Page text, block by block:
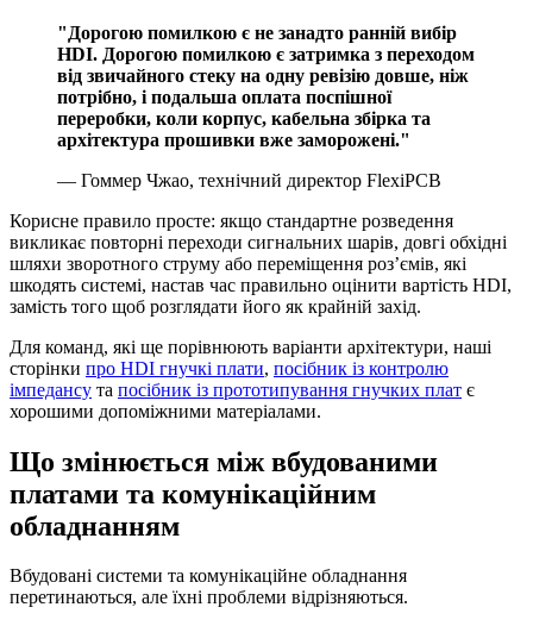
"Дорогою помилкою є не занадто ранній вибір
HDI. Дорогою помилкою є затримка з переходом
від звичайного стеку на одну ревізію довше, ніж
потрібно, і подальша оплата поспішної
переробки, коли корпус, кабельна збірка та
архітектура прошивки вже заморожені."
— Гоммер Чжао, технічний директор FlexiPCB
Корисне правило просте: якщо стандартне розведення
викликає повторні переходи сигнальних шарів, довгі обхідні
шляхи зворотного струму або переміщення роз’ємів, які
шкодять системі, настав час правильно оцінити вартість HDI,
замість того щоб розглядати його як крайній захід.
Для команд, які ще порівнюють варіанти архітектури, наші
сторінки про HDI гнучкі плати, посібник із контролю
імпедансу та посібник із прототипування гнучких плат є
хорошими допоміжними матеріалами.
Що змінюється між вбудованими
платами та комунікаційним
обладнанням
Вбудовані системи та комунікаційне обладнання
перетинаються, але їхні проблеми відрізняються.